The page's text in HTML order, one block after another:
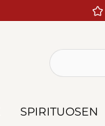
SPIRITUOSEN